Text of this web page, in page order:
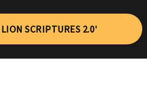
SCRIPTURES 2.0'